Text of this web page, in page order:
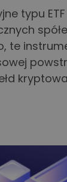
typu
te